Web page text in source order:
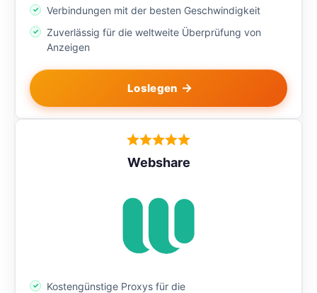
Verbindungen mit der besten Geschwindigkeit
Zuverlässig für die weltweite Überprüfung von
Anzeigen
Loslegen
Webshare
Kostengünstige Proxys für die